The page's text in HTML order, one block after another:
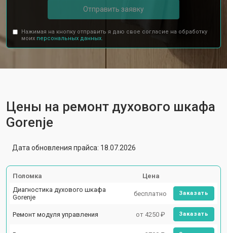
Отправить заявку
Нажимая на кнопку отправить я даю свое согласие на обработку
моих персональных данных.
Цены на ремонт духового шкафа
Gorenje
Дата обновления прайса: 18.07.2026
Поломка
Цена
Диагностика духового шкафа
Gorenje
бесплатно Заказать
Ремонт модуля управления от 4250 ₽ Заказать